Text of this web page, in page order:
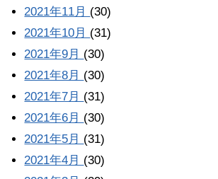
2021年11月 (30)
2021年10月 (31)
2021年9月 (30)
2021年8月 (30)
2021年7月 (31)
2021年6月 (30)
2021年5月 (31)
2021年4月 (30)